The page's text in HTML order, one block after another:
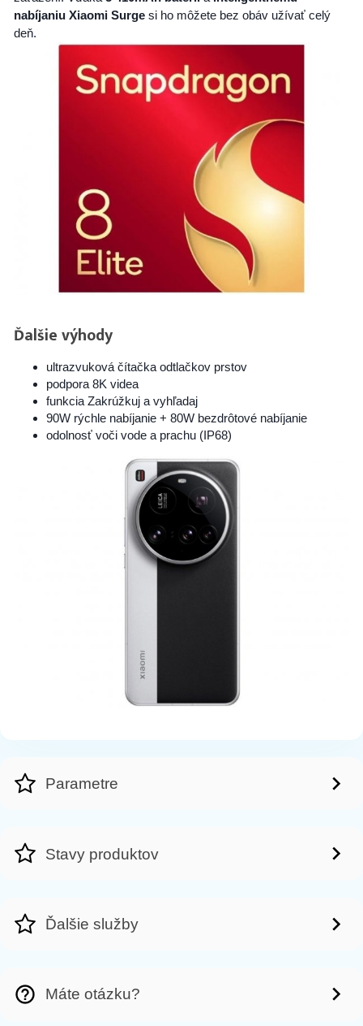
nabíjaniu Xiaomi Surgesi ho môžete bez obáv užívať celý
deň.
Ďalšie výhody
ultrazvuková čítačka odtlačkov prstov
podpora 8K videa
funkcia Zakrúžkuj a vyhľadaj
90W rýchle nabíjanie + 80W bezdrôtové nabíjanie
odolnosť voči vode a prachu (IP68)
Parametre
Stavy produktov
Ďalšie služby
Máte otázku?